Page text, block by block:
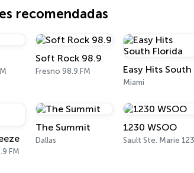
recomendadas
Soft Rock 98.9
Fresno 98.9 FM
Miami
FM
The Summit
Dallas
1230 WSOO